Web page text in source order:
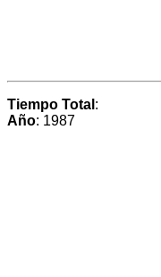
Tiempo Total :
Año: 1987